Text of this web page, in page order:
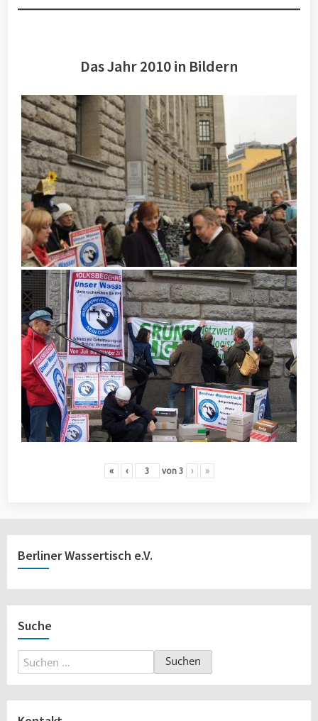
Das Jahr 2010 in Bildern
« ‹ von 3 › »
Berliner Wassertisch e.V.
Suche
Suchen
nach: